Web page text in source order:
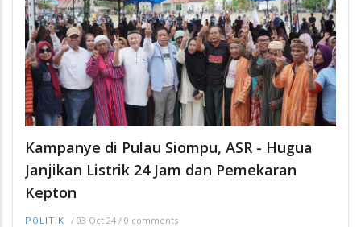
Kampanye di Pulau Siompu, ASR - Hugua
Janjikan Listrik 24 Jam dan Pemekaran
Kepton
POLITIK / 03 Oct 24 / 0 comments